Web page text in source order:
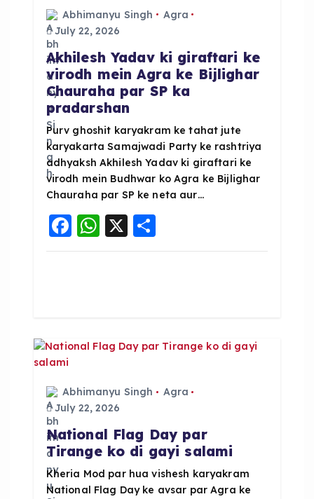
Abhimanyu Singh
Agra
July 22, 2026
Akhilesh Yadav ki giraftari ke
virodh mein Agra ke Bijlighar
Chauraha par SP ka
pradarshan
Purv ghoshit karyakram ke tahat jute
karyakarta Samajwadi Party ke rashtriya
adhyaksh Akhilesh Yadav ki giraftari ke
virodh mein Budhwar ko Agra ke Bijlighar
Chauraha par SP ke neta aur…
F
a
o
k
W
h
p
p
X S
h
Abhimanyu Singh
Agra
July 22, 2026
National Flag Day par
Tirange ko di gayi salami
Kheria Mod par hua vishesh karyakram
National Flag Day ke avsar par Agra ke